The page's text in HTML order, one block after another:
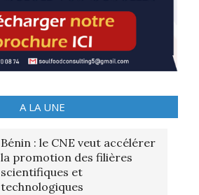
A LA UNE
Bénin : le CNE veut accélérer
la promotion des filières
scientifiques et
technologiques